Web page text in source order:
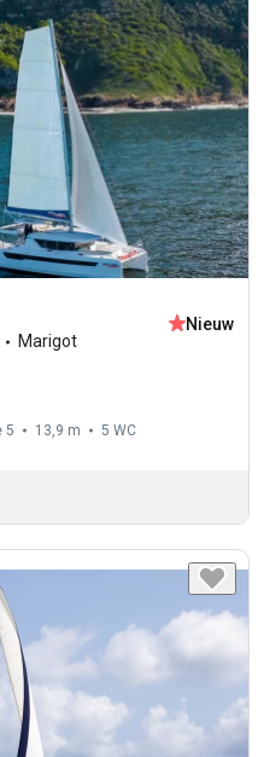
Marigot
Nieuw
5 13,9 m 5 WC